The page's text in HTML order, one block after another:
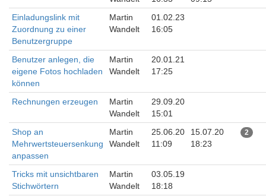
Einladungslink mit
Zuordnung zu einer
Benutzergruppe
Martin
Wandelt
01.02.23
16:05
Benutzer anlegen, die
eigene Fotos hochladen
können
Martin
Wandelt
20.01.21
17:25
Rechnungen erzeugen
Martin
Wandelt
29.09.20
15:01
Shop an
Mehrwertsteuersenkung
anpassen
Martin
Wandelt
25.06.20
11:09
15.07.20
18:23
2
Tricks mit unsichtbaren
Stichwörtern
Martin
Wandelt
03.05.19
18:18